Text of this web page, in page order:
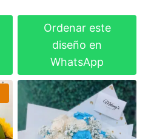
Ordenar este
diseño en
WhatsApp